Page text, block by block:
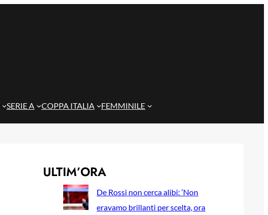
SERIE A COPPA ITALIA FEMMINILE
ULTIM’ORA
De Rossi non cerca alibi: ‘Non
eravamo brillanti per scelta, ora